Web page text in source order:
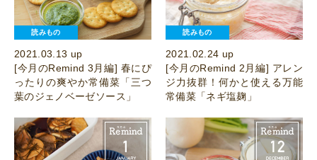
読みもの
2021.03.13 up
[今月のRemind 3月編] 春にぴ
ったりの爽やか常備菜「三つ
葉のジェノベーゼソース」
読みもの
2021.02.24 up
[今月のRemind 2月編] アレン
ジ力抜群！何かと使える万能
常備菜「ネギ塩麹」